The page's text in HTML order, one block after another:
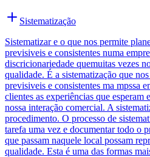
Sistematização
Sistematizar e o que nos permite
previsiveis e consistentes numa
discricionariedade quemuitas vezes
qualidade. É a sistematização que
previsiveis e consistentes ma mpssa
clientes as experiências que esperam
nossa interação comercial. A
procedimento. O processo de
tarefa uma vez e documentar todo o
que passam naquele local possam
qualidade. Esta é uma das formas